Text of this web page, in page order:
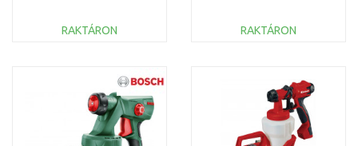
RAKTÁRON
Összehasonlítás
RAKTÁRON
Összehasonlítás